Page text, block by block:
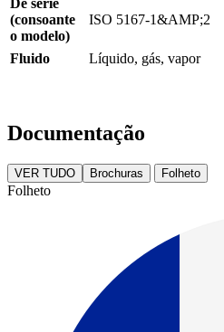
(consoante
o modelo)
ISO 5167-1&AMP;2
Fluido Líquido, gás, vapor
Documentação
VER TUDO Brochuras Folheto
Folheto